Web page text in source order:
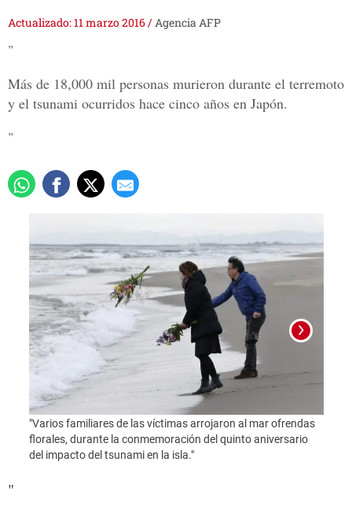
Actualizado: 11 marzo 2016/Agencia AFP
"
Más de 18,000 mil personas murieron durante el terremoto
y el tsunami ocurridos hace cinco años en Japón.
"
"Varios familiares de las víctimas arrojaron al mar ofrendas
florales, durante la conmemoración del quinto aniversario
del impacto del tsunami en la isla."
"